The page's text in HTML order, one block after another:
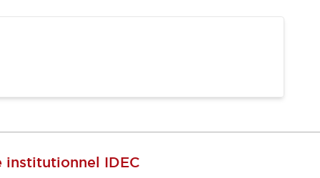
institutionnel IDEC